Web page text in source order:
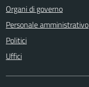
Organi di governo
Personale amministrativo
Politici
Uffici